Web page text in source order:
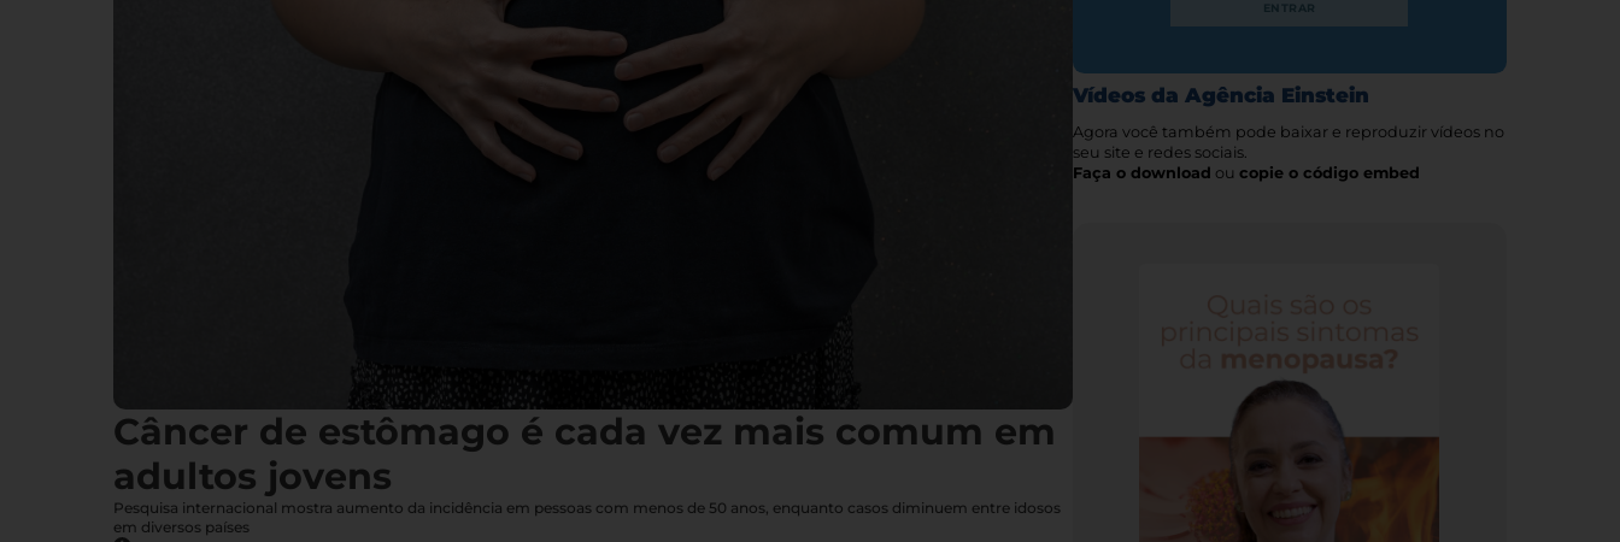
Câncer de estômago é cada vez mais comum em
adultos jovens
Pesquisa internacional mostra aumento da incidência em pessoas com menos de 50 anos, enquanto casos diminuem entre idosos
em diversos países
ENTRAR
Vídeos da Agência Einstein
Agora você também pode baixar e reproduzir vídeos no
seu site e redes sociais.
Faça o download ou copie o código embed